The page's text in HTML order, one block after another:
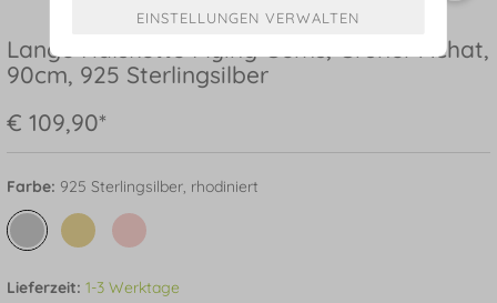
Lange Halskette Flying Gems, Grüner Achat,
90cm, 925 Sterlingsilber
€ 109,90*
Farbe: 925 Sterlingsilber, rhodiniert
Lieferzeit: 1-3 Werktage